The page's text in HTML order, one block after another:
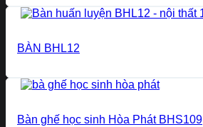
BÀN BHL12
Bàn ghế học sinh Hòa Phát BHS109